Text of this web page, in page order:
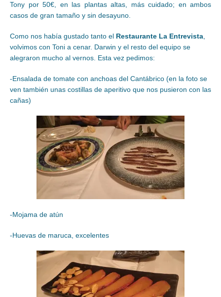
Tony por 50€, en las plantas altas, más cuidado; en ambos
casos de gran tamaño y sin desayuno.
Como nos había gustado tanto el Restaurante La Entrevista,
volvimos con Toni a cenar. Darwin y el resto del equipo se
alegraron mucho al vernos. Esta vez pedimos:
-Ensalada de tomate con anchoas del Cantábrico (en la foto se
ven también unas costillas de aperitivo que nos pusieron con las
cañas)
-Mojama de atún
-Huevas de maruca, excelentes